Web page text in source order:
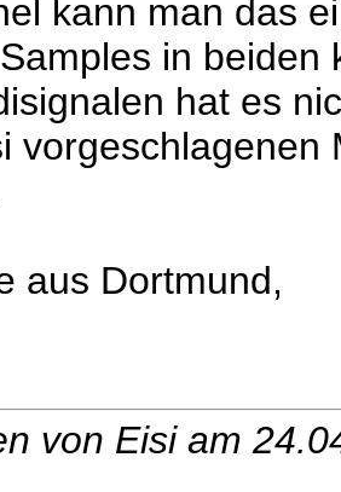
kann man das
in beiden
hat es
aus Dortmund,
von Eisi am